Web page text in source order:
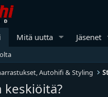
Mitä uutta Jäsenet
Autohifi & Styling
keskiöitä?